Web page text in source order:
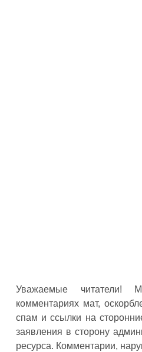
Уважаемые
комментариях мат,
спам и ссылки на
заявления в сторону
ресурса. Комментарии,